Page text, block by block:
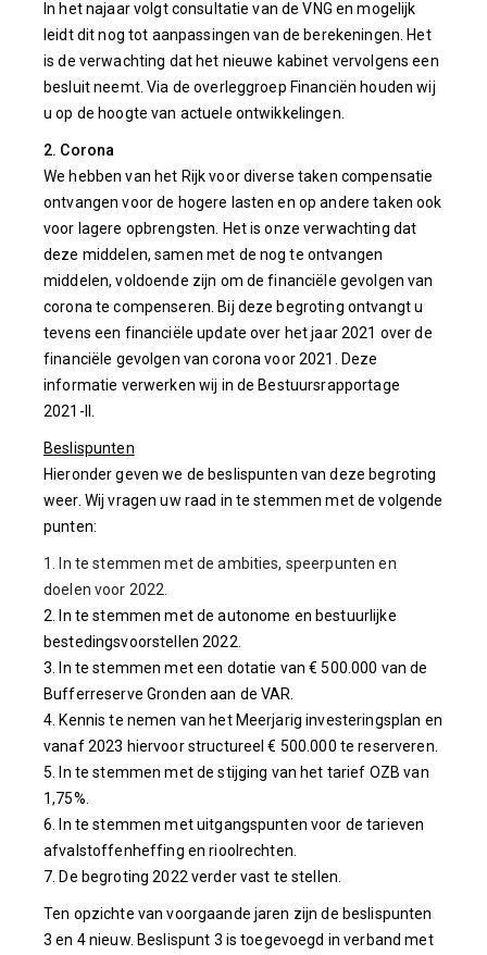
In het najaar volgt consultatie van de VNG en mogelijk
leidt dit nog tot aanpassingen van de berekeningen. Het
is de verwachting dat het nieuwe kabinet vervolgens een
besluit neemt. Via de overleggroep Financiën houden wij
u op de hoogte van actuele ontwikkelingen.
2. Corona
We hebben van het Rijk voor diverse taken compensatie
ontvangen voor de hogere lasten en op andere taken ook
voor lagere opbrengsten. Het is onze verwachting dat
deze middelen, samen met de nog te ontvangen
middelen, voldoende zijn om de financiële gevolgen van
corona te compenseren. Bij deze begroting ontvangt u
tevens een financiële update over het jaar 2021 over de
financiële gevolgen van corona voor 2021. Deze
informatie verwerken wij in de Bestuursrapportage
2021-II.
Beslispunten
Hieronder geven we de beslispunten van deze begroting
weer. Wij vragen uw raad in te stemmen met de volgende
punten:
1. In te stemmen met de ambities, speerpunten en
doelen voor 2022.
2. In te stemmen met de autonome en bestuurlijke
bestedingsvoorstellen 2022.
3. In te stemmen met een dotatie van € 500.000 van de
Bufferreserve Gronden aan de VAR.
4. Kennis te nemen van het Meerjarig investeringsplan en
vanaf 2023 hiervoor structureel € 500.000 te reserveren.
5. In te stemmen met de stijging van het tarief OZB van
1,75%.
6. In te stemmen met uitgangspunten voor de tarieven
afvalstoffenheffing en rioolrechten.
7. De begroting 2022 verder vast te stellen.
Ten opzichte van voorgaande jaren zijn de beslispunten
3 en 4 nieuw. Beslispunt 3 is toegevoegd in verband met